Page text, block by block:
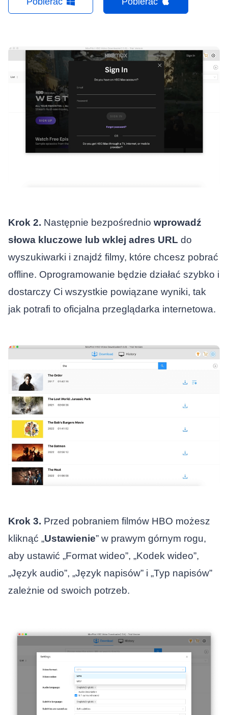
Krok 2. Następnie bezpośrednio wprowadź
słowa kluczowe lub wklej adres URL do
wyszukiwarki i znajdź filmy, które chcesz pobrać
offline. Oprogramowanie będzie działać szybko i
dostarczy Ci wszystkie powiązane wyniki, tak
jak potrafi to oficjalna przeglądarka internetowa.
Krok 3. Przed pobraniem filmów HBO możesz
kliknąć „Ustawienie” w prawym górnym rogu,
aby ustawić „Format wideo”, „Kodek wideo”,
„Język audio”, „Język napisów” i „Typ napisów”
zależnie od swoich potrzeb.